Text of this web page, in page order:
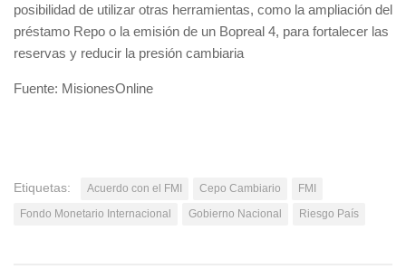
posibilidad de utilizar otras herramientas, como la ampliación del
préstamo Repo o la emisión de un Bopreal 4, para fortalecer las
reservas y reducir la presión cambiaria
Fuente: MisionesOnline
Etiquetas: Acuerdo con el FMI Cepo Cambiario
FMI
Fondo Monetario Internacional
Gobierno Nacional Riesgo País